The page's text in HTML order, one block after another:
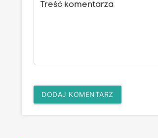
Treść komentarza
DODAJ KOMENTARZ